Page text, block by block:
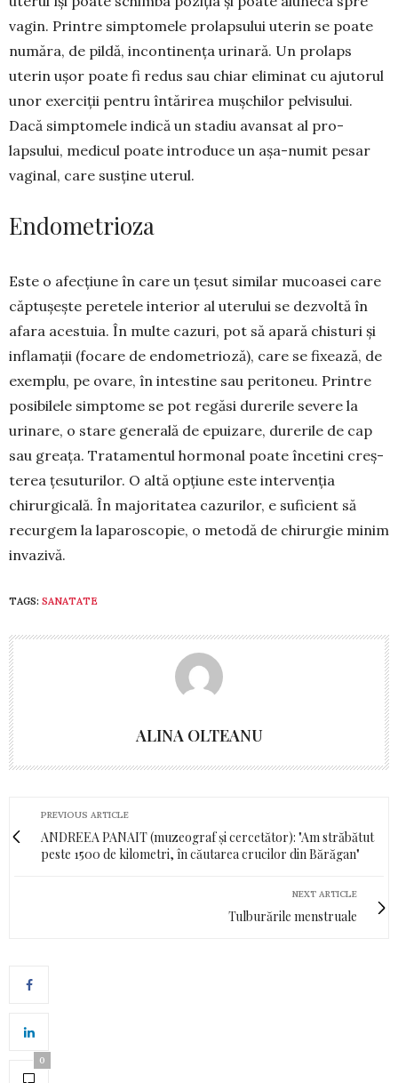
vagin. Printre simptomele prolapsului uterin se poate
număra, de pildă, incontinența urinară. Un prolaps
uterin ușor poate fi redus sau chiar eliminat cu ajutorul
unor exerciții pentru în­tărirea mușchilor pelvi­su­lui.
Dacă simptomele in­di­că un sta­diu avansat al pro­
lapsului, me­dicul poate in­troduce un a­șa-numit pe­sar
vagi­nal, care susține uterul.
Endometrioza
Este o afecțiune în care un țesut similar mucoasei care
căptușește peretele interior al uterului se dezvoltă în
afara acestuia. În multe cazuri, pot să apară chisturi și
infla­ma­ții (focare de endometrioză), care se fixează, de
exemplu, pe ovare, în intestine sau pe­ritoneu. Printre
posibilele simptome se pot regăsi durerile severe la
urinare, o stare ge­nerală de epuizare, durerile de cap
sau greața. Tratamentul hormonal poate încetini creș­
terea țesuturilor. O altă opțiune este interven­ția
chirurgicală. În majoritatea cazurilor, e su­ficient să
recurgem la laparoscopie, o metodă de chirurgie minim
invazivă.
TAGS: SANATATE
ALINA OLTEANU
PREVIOUS ARTICLE
ANDREEA PANAIT (muzeograf și cercetător): "Am străbătut
peste 1500 de kilometri, în căutarea crucilor din Bărăgan"
NEXT ARTICLE
Tulburările menstruale
0